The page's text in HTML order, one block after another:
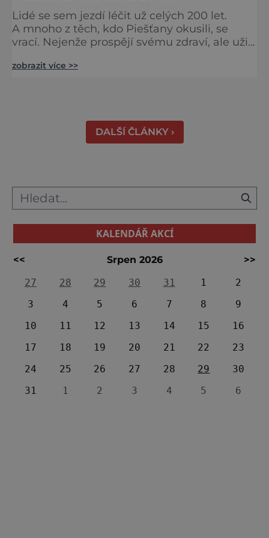
Lidé se sem jezdí léčit už celých 200 let.
A mnoho z těch, kdo Piešťany okusili, se
vrací. Nejenže prospějí svému zdraví, ale užijí
řekne slovenské lázně, Piešťany bývají první
zobrazit více >>
DALŠÍ ČLÁNKY ›
KALENDÁŘ AKCÍ
<< Srpen 2026
>>
27
28 29 30 31 1
2
3
4 5 6 7 8
9
10
11 12 13 14 15
16
17
18 19 20 21 22
23
24
25 26 27 28 29
30
31
1 2 3 4 5 6